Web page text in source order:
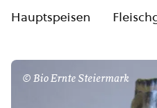
Hauptspeisen
© Bio Ernte Steiermark